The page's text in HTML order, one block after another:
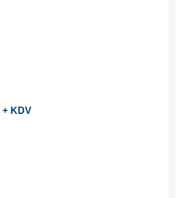
+ KDV